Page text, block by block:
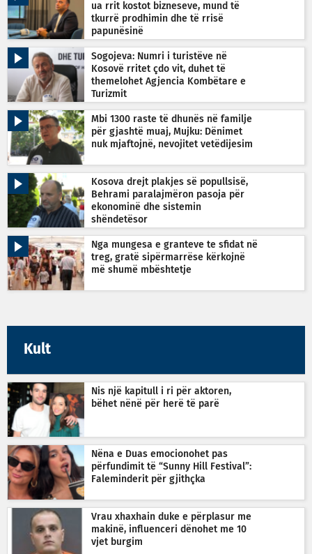
ua rrit kostot bizneseve, mund të
tkurrë prodhimin dhe të rrisë
papunësinë
Sogojeva: Numri i turistëve në
Kosovë rritet çdo vit, duhet të
themelohet Agjencia Kombëtare e
Turizmit
Mbi 1300 raste të dhunës në familje
për gjashtë muaj, Mujku: Dënimet
nuk mjaftojnë, nevojitet vetëdijesim
Kosova drejt plakjes së popullsisë,
Behrami paralajmëron pasoja për
ekonominë dhe sistemin
shëndetësor
Nga mungesa e granteve te sfidat në
treg, gratë sipërmarrëse kërkojnë
më shumë mbështetje
Kult
Nis një kapitull i ri për aktoren,
bëhet nënë për herë të parë
Nëna e Duas emocionohet pas
përfundimit të “Sunny Hill Festival”:
Faleminderit për gjithçka
Vrau xhaxhain duke e përplasur me
makinë, influenceri dënohet me 10
vjet burgim